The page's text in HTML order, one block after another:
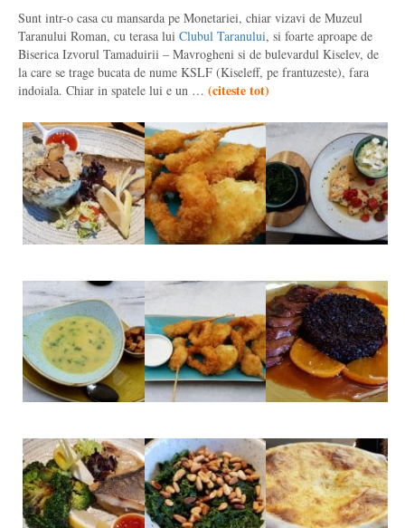
Sunt intr-o casa cu mansarda pe Monetariei, chiar vizavi de Muzeul
Taranului Roman, cu terasa lui Clubul Taranului, si foarte aproape de
Biserica Izvorul Tamaduirii – Mavrogheni si de bulevardul Kiselev, de
la care se trage bucata de nume KSLF (Kiseleff, pe frantuzeste), fara
indoiala. Chiar in spatele lui e un … (citeste tot)